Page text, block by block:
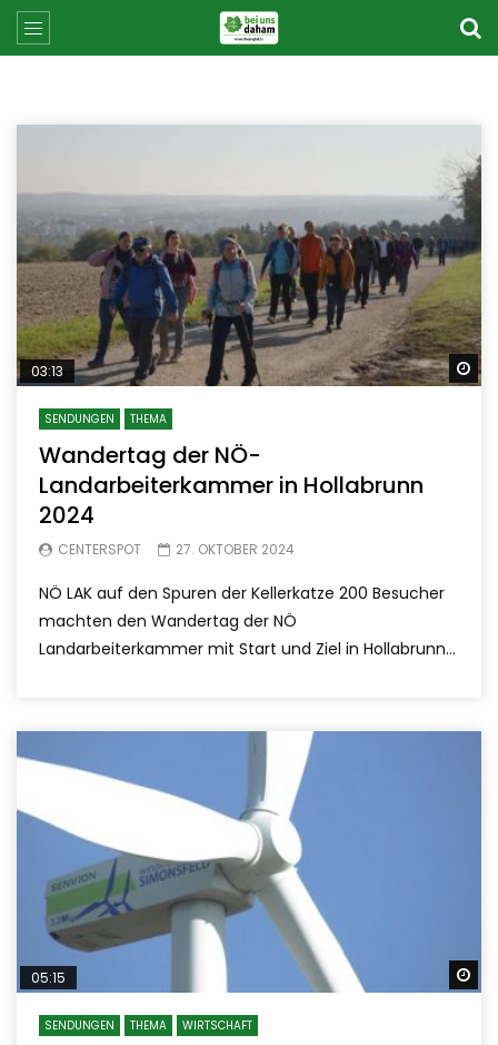
03:13
SENDUNGEN THEMA
Wandertag der NÖ-
Landarbeiterkammer in Hollabrunn
2024
CENTERSPOT 27. OKTOBER 2024
NÖ LAK auf den Spuren der Kellerkatze 200 Besucher
machten den Wandertag der NÖ
Landarbeiterkammer mit Start und Ziel in Hollabrunn...
05:15
SENDUNGEN THEMA WIRTSCHAFT